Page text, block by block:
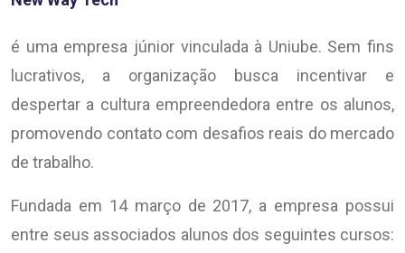
é uma empresa júnior vinculada à Uniube. Sem fins
lucrativos, a organização busca incentivar e
despertar a cultura empreendedora entre os alunos,
promovendo contato com desafios reais do mercado
de trabalho.
Fundada em 14 março de 2017, a empresa possui
entre seus associados alunos dos seguintes cursos: